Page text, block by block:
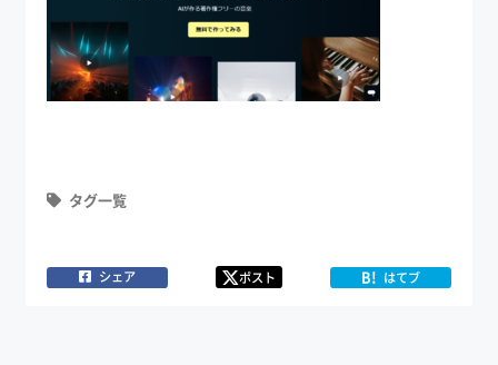
タグ一覧
シェア ポスト B! はてブ